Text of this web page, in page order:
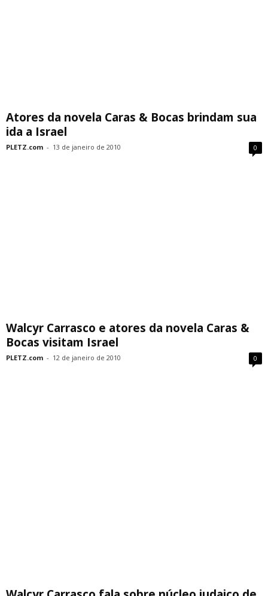
Atores da novela Caras & Bocas brindam sua
ida a Israel
PLETZ.com - 13 de janeiro de 2010 0
Walcyr Carrasco e atores da novela Caras &
Bocas visitam Israel
PLETZ.com - 12 de janeiro de 2010 0